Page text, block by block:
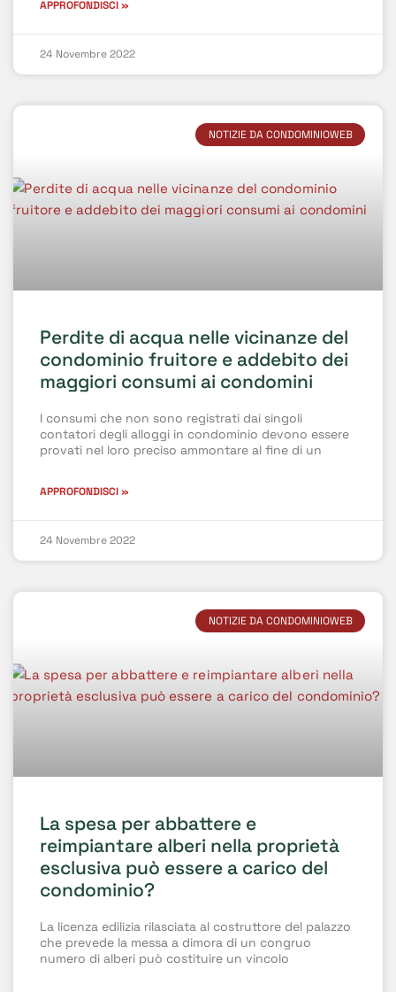
APPROFONDISCI »
24 Novembre 2022
NOTIZIE DA CONDOMINIOWEB
Perdite di acqua nelle vicinanze del
condominio fruitore e addebito dei
maggiori consumi ai condomini
I consumi che non sono registrati dai singoli
contatori degli alloggi in condominio devono essere
provati nel loro preciso ammontare al fine di un
APPROFONDISCI »
24 Novembre 2022
NOTIZIE DA CONDOMINIOWEB
La spesa per abbattere e
reimpiantare alberi nella proprietà
esclusiva può essere a carico del
condominio?
La licenza edilizia rilasciata al costruttore del palazzo
che prevede la messa a dimora di un congruo
numero di alberi può costituire un vincolo